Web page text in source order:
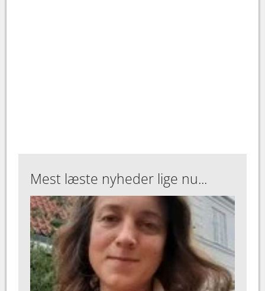
Mest læste nyheder lige nu...